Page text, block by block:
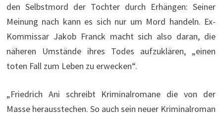
den Selbstmord der Tochter durch Erhängen: Seiner
Meinung nach kann es sich nur um Mord handeln. Ex-
Kommissar Jakob Franck macht sich also daran, die
näheren Umstände ihres Todes aufzuklären, „einen
toten Fall zum Leben zu erwecken“.
„Friedrich Ani schreibt Kriminalromane die von der
Masse herausstechen. So auch sein neuer Kriminalroman